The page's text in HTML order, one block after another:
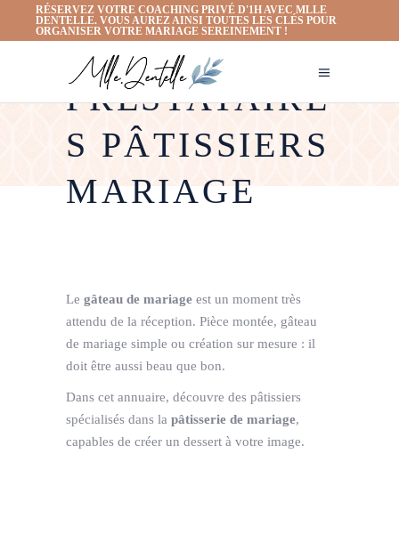
RÉSERVEZ VOTRE COACHING PRIVÉ D'1H AVEC MLLE
DENTELLE. VOUS AUREZ AINSI TOUTES LES CLÉS POUR
ORGANISER VOTRE MARIAGE SEREINEMENT !
PRESTATAIRE
S PÂTISSIERS
MARIAGE
Le gâteau de mariage est un moment très
attendu de la réception. Pièce montée, gâteau
de mariage simple ou création sur mesure : il
doit être aussi beau que bon.
Dans cet annuaire, découvre des pâtissiers
spécialisés dans la pâtisserie de mariage,
capables de créer un dessert à votre image.